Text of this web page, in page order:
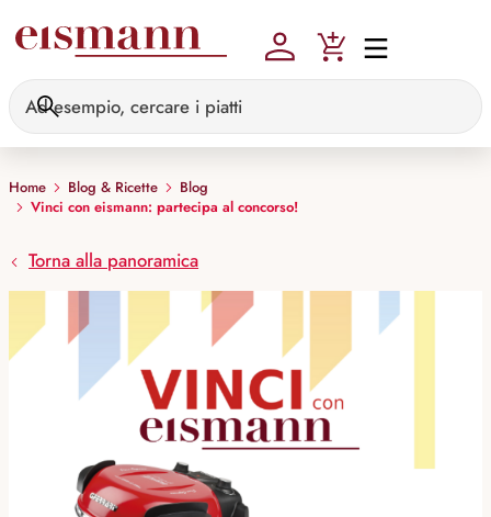
Home Blog & Ricette
Blog
Vinci con eismann: partecipa al concorso!
Torna alla panoramica